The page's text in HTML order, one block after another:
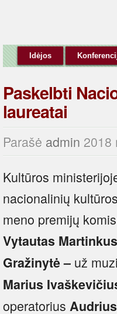
Idėjos
Paskelbti
laureatai
Parašė admin 2018
Kultūros
nacionalinių
meno premijų
Vytautas
Gražinytė– už
Marius
operatorius